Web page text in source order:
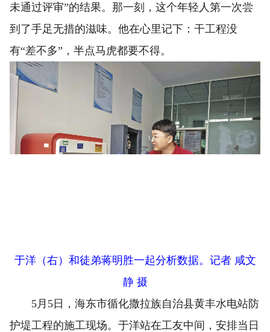
未通过评审”的结果。那一刻，这个年轻人第一次尝
到了手足无措的滋味。他在心里记下：干工程没
有“差不多”，半点马虎都要不得。
于洋（右）和徒弟蒋明胜一起分析数据。记者 咸文
静 摄
5月5日，海东市循化撒拉族自治县黄丰水电站防
护堤工程的施工现场。于洋站在工友中间，安排当日